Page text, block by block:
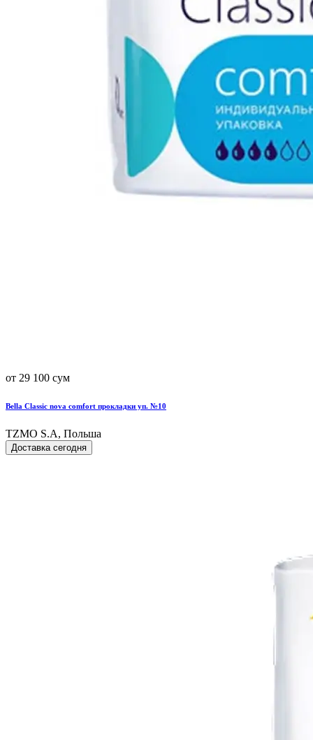
от 29 100 сум
Bella Classic nova comfort прокладки уп. №10
TZMO S.A, Польша
Доставка сегодня